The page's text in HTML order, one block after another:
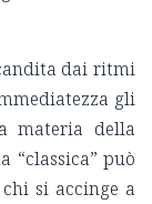
dai ritmi
gli
materia della
“classica” può
si accinge a